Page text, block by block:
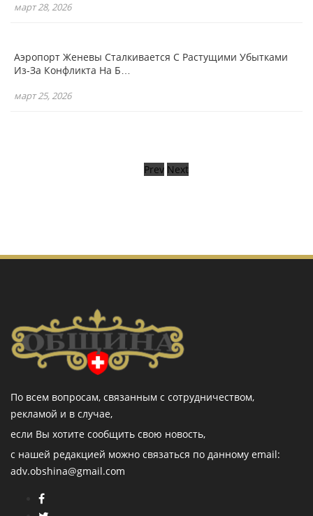
Prev Next
март 28, 2026
Аэропорт Женевы Сталкивается С Растущими Убытками
Из-За Конфликта На Б…
март 25, 2026
По всем вопросам, связанным с сотрудничеством,
рекламой и в случае,
если Вы хотите сообщить свою новость,
с нашей редакцией можно связаться по данному email:
adv.obshina@gmail.com